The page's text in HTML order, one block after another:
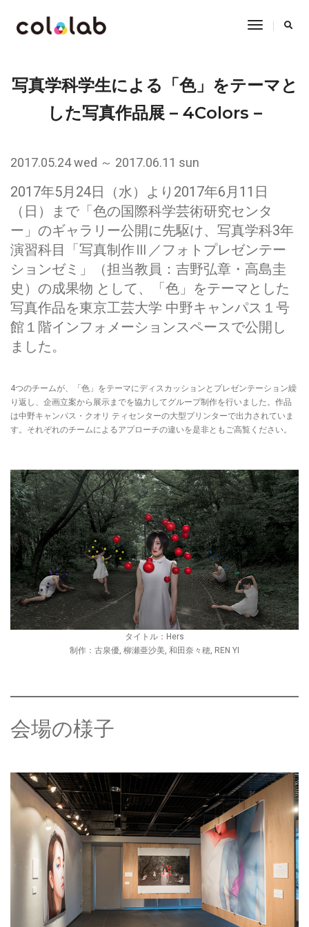
Toggle
写真学科学生による「色」をテーマと
した写真作品展 – 4Colors –
2017.05.24 wed ～ 2017.06.11 sun
2017年5月24日（水）より2017年6月11日
（日）まで「色の国際科学芸術研究センタ
ー」のギャラリー公開に先駆け、写真学科3年
演習科目「写真制作Ⅲ／フォトプレゼンテー
ションゼミ」（担当教員：吉野弘章・高島圭
史）の成果物 として、「色」をテーマとした
写真作品を東京工芸大学 中野キャンパス１号
館１階インフォメーションスペースで公開し
ました。
4つのチームが、「色」をテーマにディスカッションとプレゼンテーション繰
り返し、企画立案から展示までを協力してグループ制作を行いました。作品
は中野キャンパス・クオリ ティセンターの大型プリンターで出力されていま
す。それぞれのチームによるアプローチの違いを是非ともご高覧ください。
タイトル：Hers
制作：古泉優, 柳瀬亜沙美, 和田奈々穂, REN YI
会場の様子